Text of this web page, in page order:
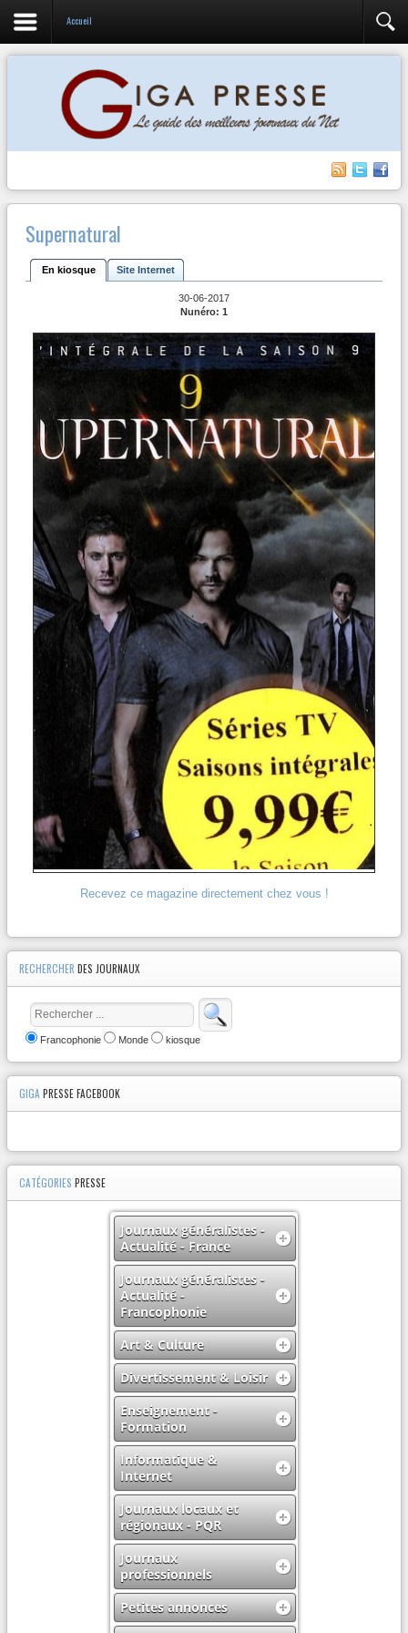
Accueil
Supernatural
En kiosque Site Internet
30-06-2017
Nunéro: 1
Recevez ce magazine directement chez vous !
RECHERCHER DES JOURNAUX
Francophonie Monde kiosque
GIGA PRESSE FACEBOOK
CATÉGORIES PRESSE
Journaux généralistes -
Actualité - France
Journaux généralistes -
Actualité -
Francophonie
Art & Culture
Divertissement & Loisir
Enseignement -
Formation
Informatique &
Internet
Journaux locaux et
régionaux - PQR
Journaux
professionnels
Petites annonces